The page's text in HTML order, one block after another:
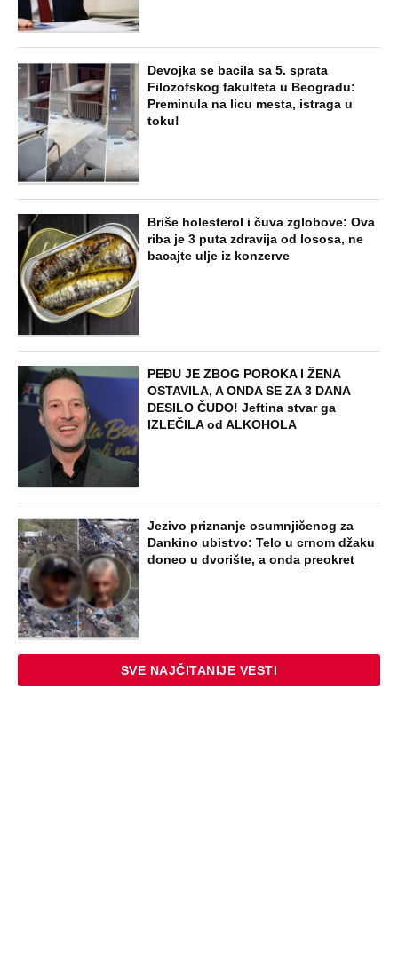
Devojka se bacila sa 5. sprata
Filozofskog fakulteta u Beogradu:
Preminula na licu mesta, istraga u
toku!
Briše holesterol i čuva zglobove: Ova
riba je 3 puta zdravija od lososa, ne
bacajte ulje iz konzerve
PEĐU JE ZBOG POROKA I ŽENA
OSTAVILA, A ONDA SE ZA 3 DANA
DESILO ČUDO! Jeftina stvar ga
IZLEČILA od ALKOHOLA
Jezivo priznanje osumnjičenog za
Dankino ubistvo: Telo u crnom džaku
doneo u dvorište, a onda preokret
SVE NAJČITANIJE VESTI